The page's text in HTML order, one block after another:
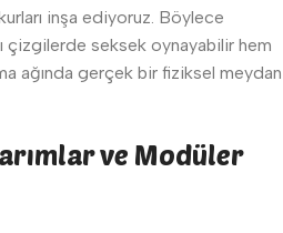
inşa ediyoruz. Böylece
çizgilerde seksek oynayabilir hem
ağında gerçek bir fiziksel meydan
ve Modüler